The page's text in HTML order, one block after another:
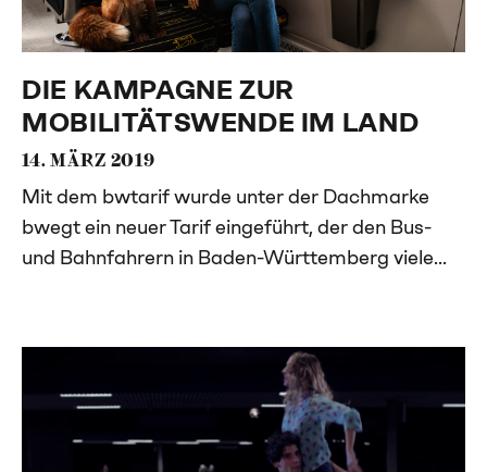
DIE KAMPAGNE ZUR
MOBILITÄTSWENDE IM LAND
14. MÄRZ 2019
Mit dem bwtarif wurde unter der Dachmarke
bwegt ein neuer Tarif eingeführt, der den Bus-
und Bahnfahrern in Baden-Württemberg viele...